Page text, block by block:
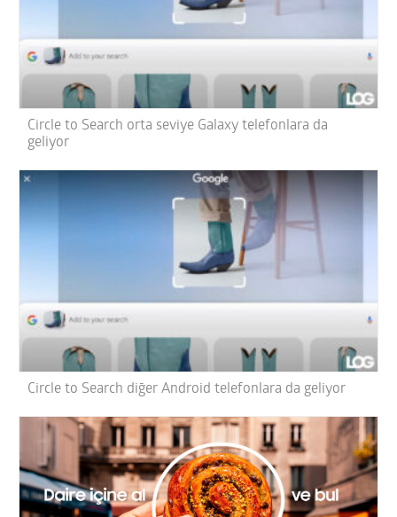
Circle to Search orta seviye Galaxy telefonlara da
geliyor
Circle to Search diğer Android telefonlara da geliyor